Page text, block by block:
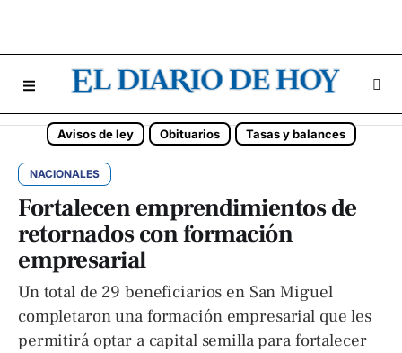
Avisos de ley Obituarios Tasas y balances
NACIONALES
Fortalecen emprendimientos de
retornados con formación
empresarial
Un total de 29 beneficiarios en San Miguel
completaron una formación empresarial que les
permitirá optar a capital semilla para fortalecer